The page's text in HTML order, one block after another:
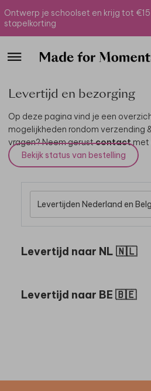
Ontwerp je schoolset en krijg tot €15
stapelkorting
Levertijd en bezorging
Op deze pagina vind je een
mogelijkheden rondom verzending
vragen? Neem gerustcontactmet
Bekijk status van bestelling
Levertijd naar NL 🇳🇱
Levertijd naar BE 🇧🇪